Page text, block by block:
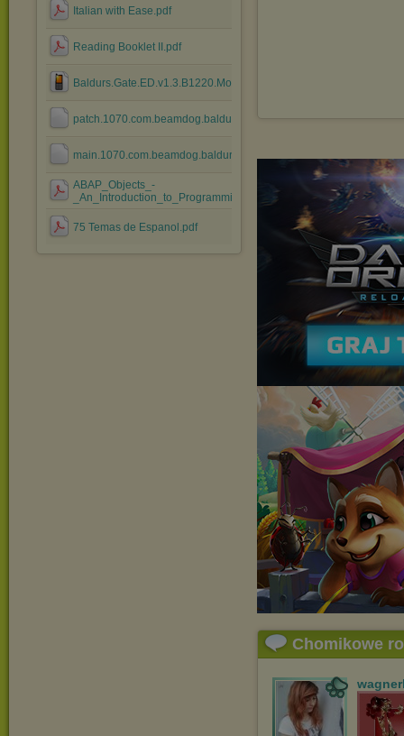
Italian with Ease.pdf
Reading Booklet II.pdf
Baldurs.Gate.ED.v1.3.B1220.Morthis.apk
patch.1070.com.beamdog.baldursgateenhancededition.obb
main.1070.com.beamdog.baldursgateenhancededition.obb
ABAP_Objects_-
_An_Introduction_to_Programming_SAP_Appl....pdf
75 Temas de Espanol.pdf
Chomikowe